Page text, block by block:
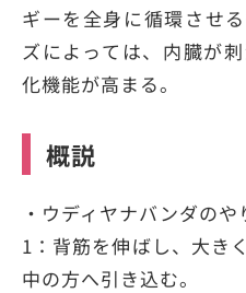
ギーを全身に循環させ
ズによっては、内臓が
化機能が高まる。
概説
・ ウディヤナバンダのや
1：背筋を伸ばし、大き
中の方へ引き込む。